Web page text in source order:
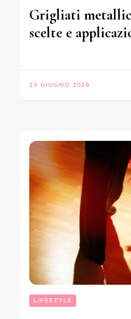
Grigliati
scelte e
23 GIUGNO 2026
LIFESTYLE